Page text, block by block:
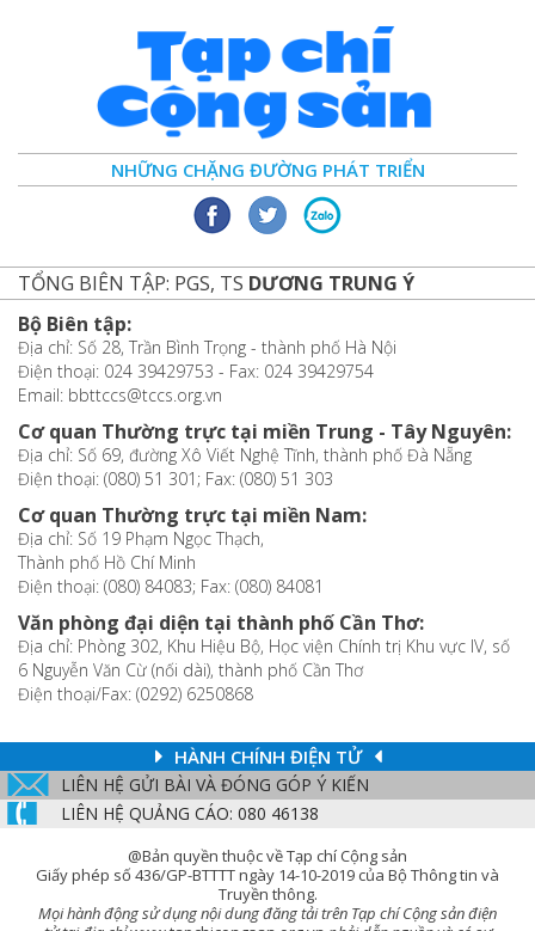
NHỮNG CHẶNG ĐƯỜNG PHÁT TRIỂN
TỔNG BIÊN TẬP: PGS, TS DƯƠNG TRUNG Ý
Bộ Biên tập:
Địa chỉ: Số 28, Trần Bình Trọng - thành phố Hà Nội
Điện thoại: 024 39429753 - Fax: 024 39429754
Email: bbttccs@tccs.org.vn
Cơ quan Thường trực tại miền Trung - Tây Nguyên:
Địa chỉ: Số 69, đường Xô Viết Nghệ Tĩnh, thành phố Đà Nẵng
Điện thoại: (080) 51 301; Fax: (080) 51 303
Cơ quan Thường trực tại miền Nam:
Địa chỉ: Số 19 Phạm Ngọc Thạch,
Thành phố Hồ Chí Minh
Điện thoại: (080) 84083; Fax: (080) 84081
Văn phòng đại diện tại thành phố Cần Thơ:
Địa chỉ: Phòng 302, Khu Hiệu Bộ, Học viện Chính trị Khu vực IV, số
6 Nguyễn Văn Cừ (nối dài), thành phố Cần Thơ
Điện thoại/Fax: (0292) 6250868
HÀNH CHÍNH ĐIỆN TỬ
LIÊN HỆ GỬI BÀI VÀ ĐÓNG GÓP Ý KIẾN
LIÊN HỆ QUẢNG CÁO: 080 46138
@Bản quyền thuộc về Tạp chí Cộng sản
Giấy phép số 436/GP-BTTTT ngày 14-10-2019 của Bộ Thông tin và
Truyền thông.
Mọi hành động sử dụng nội dung đăng tải trên Tạp chí Cộng sản điện